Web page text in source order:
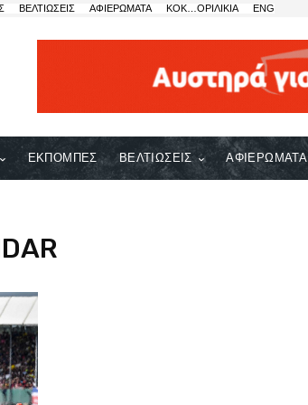
ΒΕΛΤΙΩΣΕΙΣ ΑΦΙΕΡΩΜΑΤΑ ΚΟΚ…ΟΡΙΛΙΚΙΑ ENG
ΕΚΠΟΜΠΕΣ ΒΕΛΤΙΩΣΕΙΣ ΑΦΙΕΡΩΜΑΤΑ